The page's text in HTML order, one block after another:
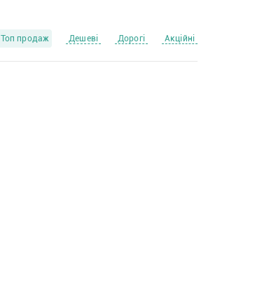
Топ продаж Дешеві Дорогі Акційні